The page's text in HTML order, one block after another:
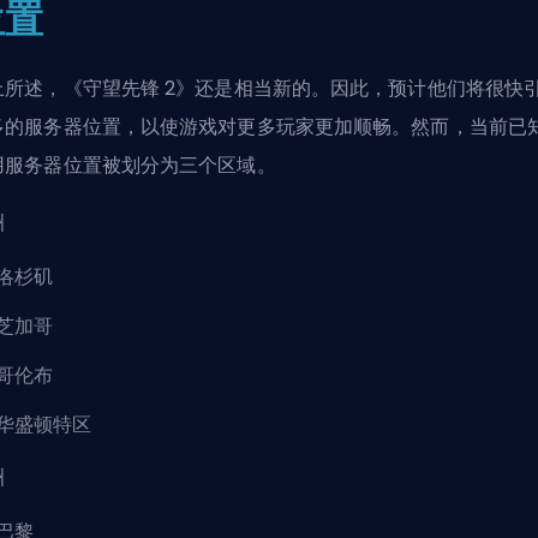
述，《守望先锋 2》还是相当新的。因此，预计他们将很快
服务器位置，以使游戏对更多玩家更加顺畅。然而，当前已
务器位置被划分为三个区域。
杉矶
加哥
伦布
盛顿特区
黎